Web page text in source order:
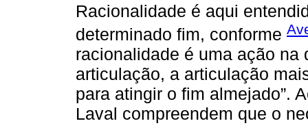
Racionalidade é aqui
determinado fim, conforme
racionalidade é uma ação
articulação, a articulação
para atingir o fim almejado”.
Laval compreendem que o